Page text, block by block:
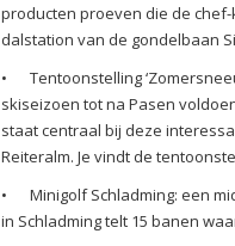
producten proeven die de
dalstation van de gondelbaan
•
Tentoonstelling
skiseizoen tot na Pasen
staat centraal bij deze
Reiteralm. Je vindt de
•
Minigolf Schladming: een
in Schladming telt 15 banen